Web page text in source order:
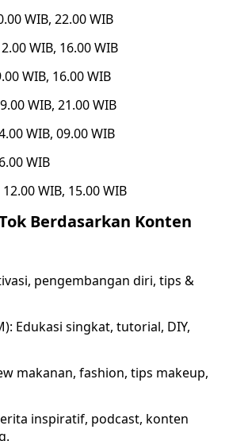
WIB, 22.00 WIB
WIB, 16.00 WIB
WIB, 16.00 WIB
WIB, 21.00 WIB
WIB, 09.00 WIB
WIB
WIB, 15.00 WIB
Berdasarkan Konten
pengembangan diri, tips &
Edukasi singkat, tutorial, DIY,
makanan, fashion, tips makeup,
inspiratif, podcast, konten